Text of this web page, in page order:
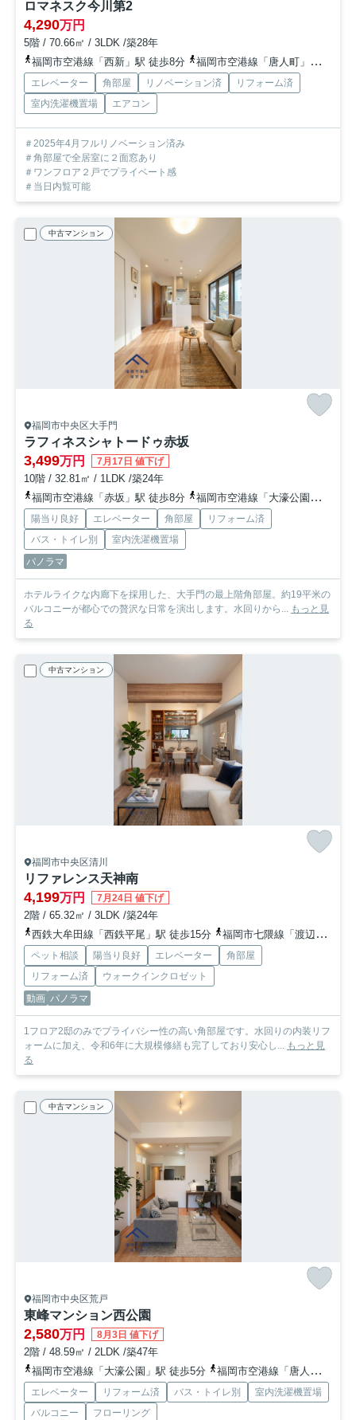
ロマネスク今川第2
4,290万円
5階 / 70.66㎡ / 3LDK /築28年
福岡市空港線「西新」駅 徒歩8分
福岡市空港線「唐人町」駅 徒歩10分
エレベーター 角部屋 リノベーション済
リフォーム済
室内洗濯機置場
エアコン
＃2025年4月フルリノベーション済み
＃角部屋で全居室に２面窓あり
＃ワンフロア２戸でプライベート感
＃当日内覧可能
中古マンション
福岡市中央区大手門
ラフィネスシャトードゥ赤坂
3,499万円 7月17日 値下げ
10階 / 32.81㎡ / 1LDK /築24年
福岡市空港線「赤坂」駅 徒歩8分
福岡市空港線「大濠公園」駅 徒歩10分
陽当り良好 エレベーター 角部屋
リフォーム済
バス・トイレ別
室内洗濯機置場
パノラマ
ホテルライクな内廊下を採用した、大手門の最上階角部屋。約19平米の
バルコニーが都心での贅沢な日常を演出します。水回りから... もっと見
る
中古マンション
福岡市中央区清川
リファレンス天神南
4,199万円 7月24日 値下げ
2階 / 65.32㎡ / 3LDK /築24年
西鉄大牟田線「西鉄平尾」駅 徒歩15分
福岡市七隈線「渡辺通」駅 徒歩13分
ペット相談 陽当り良好 エレベーター
角部屋
リフォーム済
ウォークインクロゼット
動画 パノラマ
1フロア2邸のみでプライバシー性の高い角部屋です。水回りの内装リフ
ォームに加え、令和6年に大規模修繕も完了しており安心し... もっと見
る
中古マンション
福岡市中央区荒戸
東峰マンション西公園
2,580万円 8月3日 値下げ
2階 / 48.59㎡ / 2LDK /築47年
福岡市空港線「大濠公園」駅 徒歩5分
福岡市空港線「唐人町」駅 徒歩6分
エレベーター リフォーム済 バス・トイレ別
室内洗濯機置場
バルコニー
フローリング